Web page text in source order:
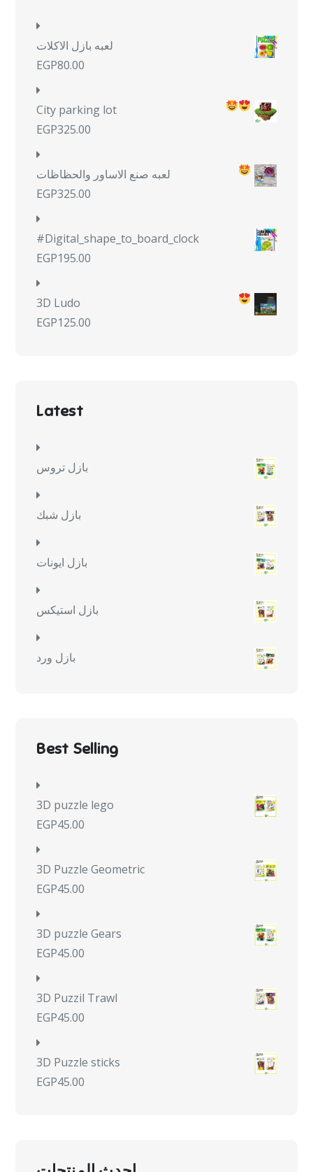
لعبه بازل الاكلات
EGP80.00
City parking lot
EGP325.00
لعبه صنع الاساور والحظاظات
EGP325.00
#Digital_shape_to_board_clock
EGP195.00
3D Ludo
EGP125.00
Latest
بازل تروس
بازل شبك
بازل ايونات
بازل استيكس
بازل ورد
Best Selling
3D puzzle lego
EGP45.00
3D Puzzle Geometric
EGP45.00
3D puzzle Gears
EGP45.00
3D Puzzil Trawl
EGP45.00
3D Puzzle sticks
EGP45.00